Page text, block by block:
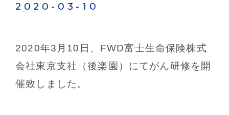
2020-03-10
2020年3月10日、FWD富士生命保険株式
会社東京支社（後楽園）にてがん研修を開
催致しました。